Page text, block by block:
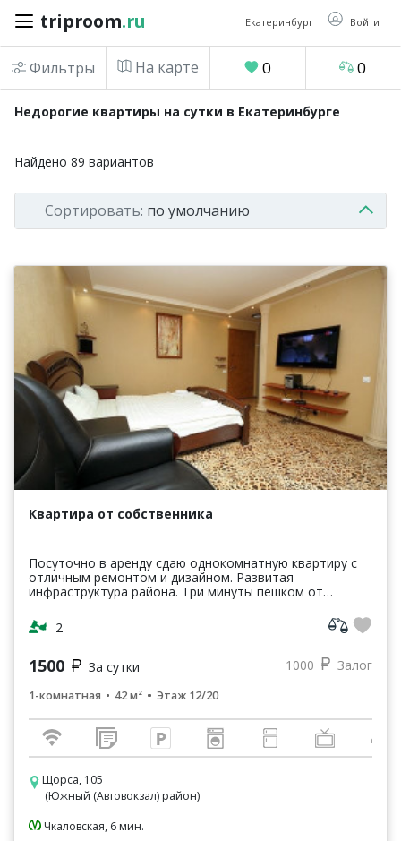
triproom.ru Екатеринбург Войти
triproom .ru
рубль
Войти / Зарегистрироваться
Добавить
Избранное
Фильтры На карте 0 0
Недорогие квартиры на сутки в Екатеринбурге
Найдено 89 вариантов
Сортировать: по умолчанию
Квартира от собственника
Посуточно в аренду сдаю однокомнатную квартиру с
отличным ремонтом и дизайном. Развитая
инфраструктура района. Три минуты пешком от
Тихий район. Обору...
2
1500 За сутки 1000 Залог
1-комнатная 42 м² Этаж 12/20
Щорса, 105
(Южный (Автовокзал) район)
Чкаловская, 6 мин.